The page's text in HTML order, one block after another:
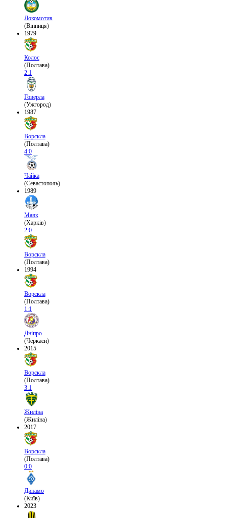
Локомотив
(Вінниця)
1979
Колос
(Полтава)
2:1
Говерла
(Ужгород)
1987
Ворскла
(Полтава)
4:0
Чайка
(Севастополь)
1989
Маяк
(Харків)
2:0
Ворскла
(Полтава)
1994
Ворскла
(Полтава)
1:1
Дніпро
(Черкаси)
2015
Ворскла
(Полтава)
3:1
Жиліна
(Жиліна)
2017
Ворскла
(Полтава)
0:0
Динамо
(Київ)
2023